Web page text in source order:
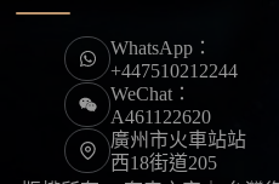
WhatsApp：
+447510212244
WeChat：
A461122620
廣州市火車站站
西18街道205